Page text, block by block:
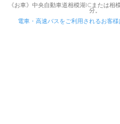
《お車》中央自動車道相模湖ICまたは相
分。
電車・高速バスをご利用されるお客様